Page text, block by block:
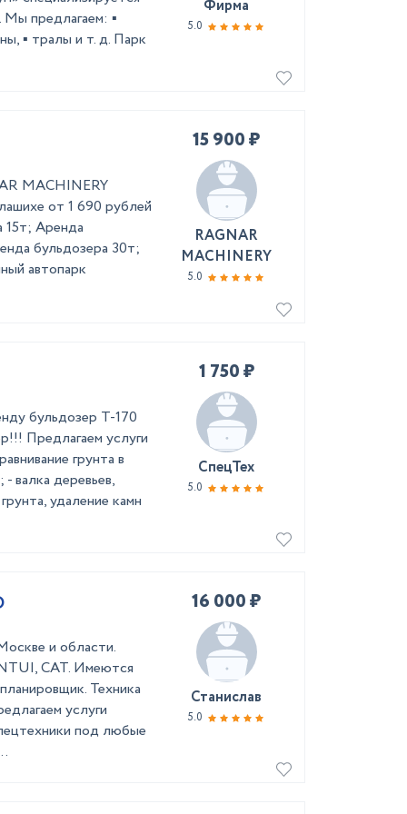
Мы предлагаем: ▪️
▪️ тралы и т. д. Парк
Фирма
5.0
MACHINERY
от 1 690 рублей
15т; Аренда
бульдозера 30т;
автопарк
15 900 ₽
RAGNAR
MACHINERY
5.0
бульдозер Т-170
Предлагаем услуги
грунта в
валка деревьев,
удаление камн
1 750 ₽
СпецТех
5.0
и области.
CAT. Имеются
Техника
услуги
под любые
16 000 ₽
Станислав
5.0